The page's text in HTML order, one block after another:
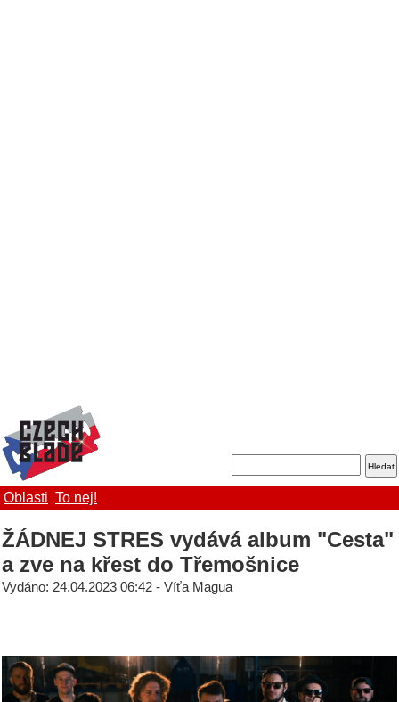
Oblasti To nej!
ŽÁDNEJ STRES vydává album "Cesta"
a zve na křest do Třemošnice
Vydáno: 24.04.2023 06:42 - Víťa Magua